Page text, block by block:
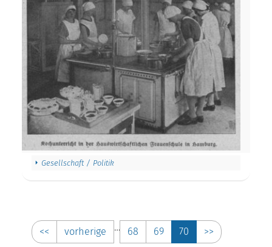
Gesellschaft / Politik
<< vorherige … 68 69 70 >>